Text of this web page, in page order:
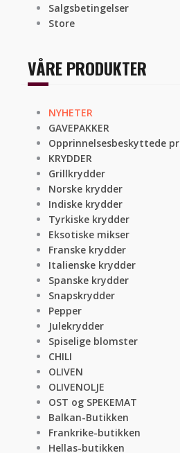
Salgsbetingelser
Store
VÅRE PRODUKTER
NYHETER
GAVEPAKKER
Opprinnelsesbeskyttede
KRYDDER
Grillkrydder
Norske krydder
Indiske krydder
Tyrkiske krydder
Eksotiske mikser
Franske krydder
Italienske krydder
Spanske krydder
Snapskrydder
Pepper
Julekrydder
Spiselige blomster
CHILI
OLIVEN
OLIVENOLJE
OST og SPEKEMAT
Balkan-Butikken
Frankrike-butikken
Hellas-butikken